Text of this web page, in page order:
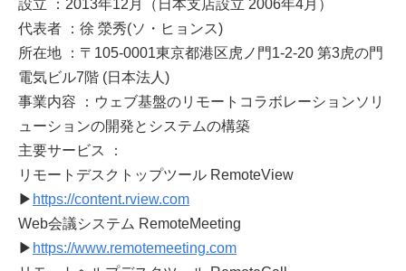
設立 ：2013年12月（日本支店設立 2006年4月）
代表者 ：徐 滎秀(ソ・ヒョンス)
所在地 ：〒105-0001東京都港区虎ノ門1-2-20 第3虎の門
電気ビル7階 (日本法人)
事業内容 ：ウェブ基盤のリモートコラボレーションソリ
ューションの開発とシステムの構築
主要サービス ：
リモートデスクトップツール RemoteView
▶ https://content.rview.com
Web会議システム RemoteMeeting
▶ https://www.remotemeeting.com